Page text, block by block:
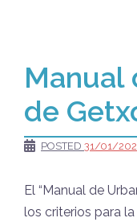
Manual
de
POSTED 31/01/
El “Manual de
los criterios para